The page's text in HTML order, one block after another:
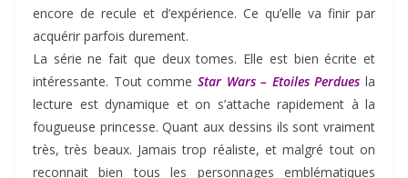
encore de recule et d’expérience. Ce qu’elle va finir par
acquérir parfois durement.
La série ne fait que deux tomes. Elle est bien écrite et
intéressante. Tout comme Star Wars – Etoiles Perdues la
lecture est dynamique et on s’attache rapidement à la
fougueuse princesse. Quant aux dessins ils sont vraiment
très, très beaux. Jamais trop réaliste, et malgré tout on
reconnait bien tous les personnages emblématiques